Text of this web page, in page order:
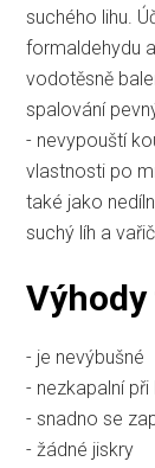
suchého lihu.
formaldehydu
vodotěsně
spalování
- nevypouští
vlastnosti po
také jako
suchý líh a
- je nevýbušné
- nezkapalní při
- snadno se
- žádné jiskry